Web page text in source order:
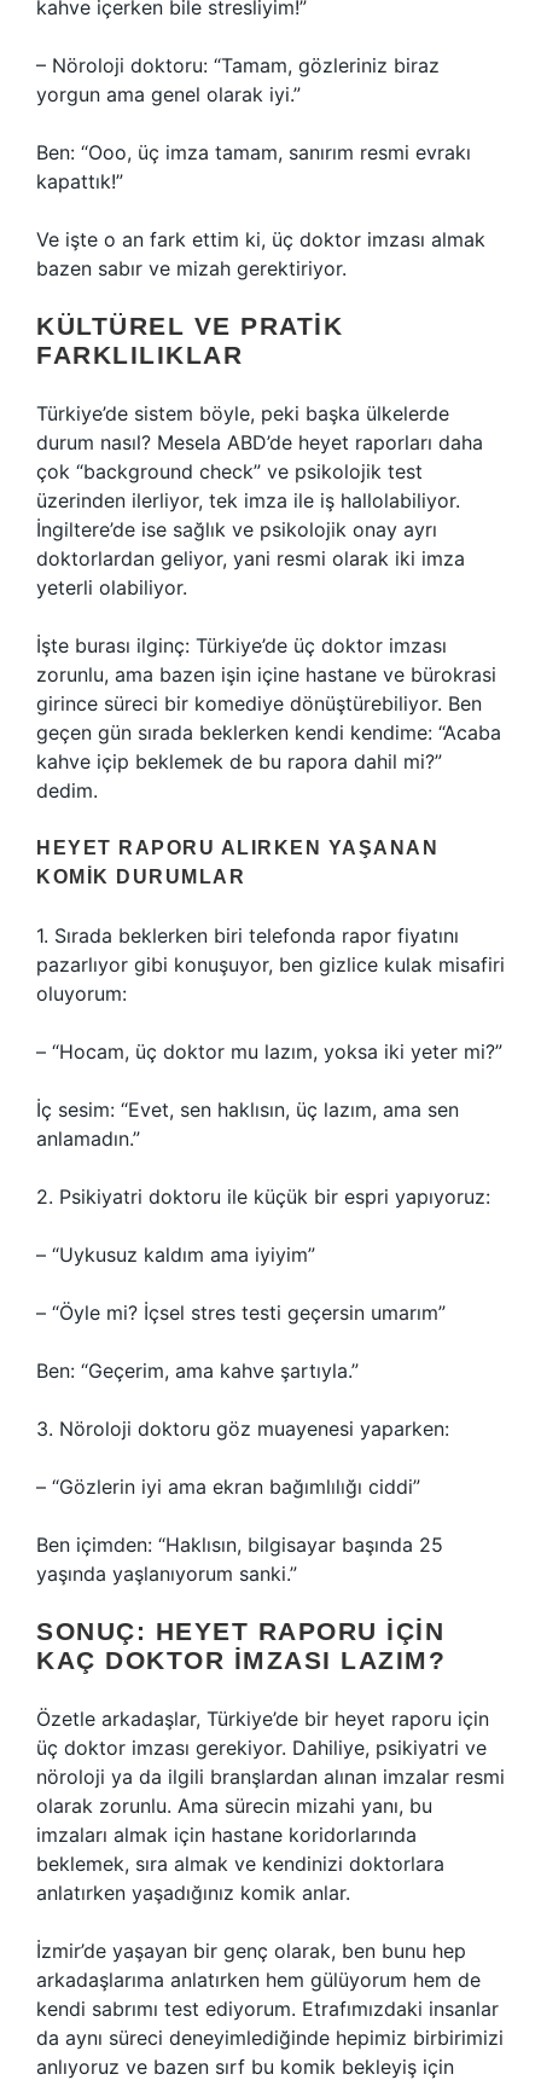
kahve içerken bile stresliyim!”
– Nöroloji doktoru: “Tamam, gözleriniz biraz
yorgun ama genel olarak iyi.”
Ben: “Ooo, üç imza tamam, sanırım resmi evrakı
kapattık!”
Ve işte o an fark ettim ki, üç doktor imzası almak
bazen sabır ve mizah gerektiriyor.
KÜLTÜREL VE PRATIK
FARKLILIKLAR
Türkiye’de sistem böyle, peki başka ülkelerde
durum nasıl? Mesela ABD’de heyet raporları daha
çok “background check” ve psikolojik test
üzerinden ilerliyor, tek imza ile iş hallolabiliyor.
İngiltere’de ise sağlık ve psikolojik onay ayrı
doktorlardan geliyor, yani resmi olarak iki imza
yeterli olabiliyor.
İşte burası ilginç: Türkiye’de üç doktor imzası
zorunlu, ama bazen işin içine hastane ve bürokrasi
girince süreci bir komediye dönüştürebiliyor. Ben
geçen gün sırada beklerken kendi kendime: “Acaba
kahve içip beklemek de bu rapora dahil mi?”
dedim.
HEYET RAPORU ALIRKEN YAŞANAN
KOMIK DURUMLAR
1. Sırada beklerken biri telefonda rapor fiyatını
pazarlıyor gibi konuşuyor, ben gizlice kulak misafiri
oluyorum:
– “Hocam, üç doktor mu lazım, yoksa iki yeter mi?”
İç sesim: “Evet, sen haklısın, üç lazım, ama sen
anlamadın.”
2. Psikiyatri doktoru ile küçük bir espri yapıyoruz:
– “Uykusuz kaldım ama iyiyim”
– “Öyle mi? İçsel stres testi geçersin umarım”
Ben: “Geçerim, ama kahve şartıyla.”
3. Nöroloji doktoru göz muayenesi yaparken:
– “Gözlerin iyi ama ekran bağımlılığı ciddi”
Ben içimden: “Haklısın, bilgisayar başında 25
yaşında yaşlanıyorum sanki.”
SONUÇ: HEYET RAPORU İÇIN
KAÇ DOKTOR İMZASI LAZIM?
Özetle arkadaşlar, Türkiye’de bir heyet raporu için
üç doktor imzası gerekiyor. Dahiliye, psikiyatri ve
nöroloji ya da ilgili branşlardan alınan imzalar resmi
olarak zorunlu. Ama sürecin mizahi yanı, bu
imzaları almak için hastane koridorlarında
beklemek, sıra almak ve kendinizi doktorlara
anlatırken yaşadığınız komik anlar.
İzmir’de yaşayan bir genç olarak, ben bunu hep
arkadaşlarıma anlatırken hem gülüyorum hem de
kendi sabrımı test ediyorum. Etrafımızdaki insanlar
da aynı süreci deneyimlediğinde hepimiz birbirimizi
anlıyoruz ve bazen sırf bu komik bekleyiş için